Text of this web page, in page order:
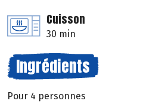
Cuisson
30 min
Ingrédients
Pour 4 personnes